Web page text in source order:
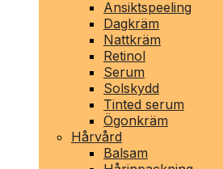
Ansiktspeeling
Dagkräm
Nattkräm
Retinol
Serum
Solskydd
Tinted serum
Ögonkräm
Hårvård
Balsam